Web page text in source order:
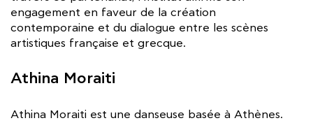
engagement en faveur de la création
contemporaine et du dialogue entre les scènes
artistiques française et grecque.
Athina Moraiti
Athina Moraiti est une danseuse basée à Athènes.